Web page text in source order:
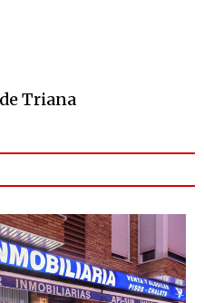
Triana